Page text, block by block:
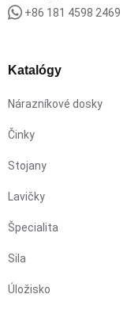
+86 181 4598 2469
Katalógy
Nárazníkové dosky
Činky
Stojany
Lavičky
Špecialita
Sila
Úložisko